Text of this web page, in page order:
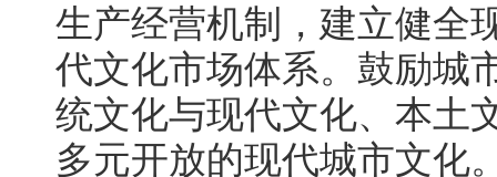
生产经营机制，建立健全
代文化市场体系。鼓励城
统文化与现代文化、本土
多元开放的现代城市文化